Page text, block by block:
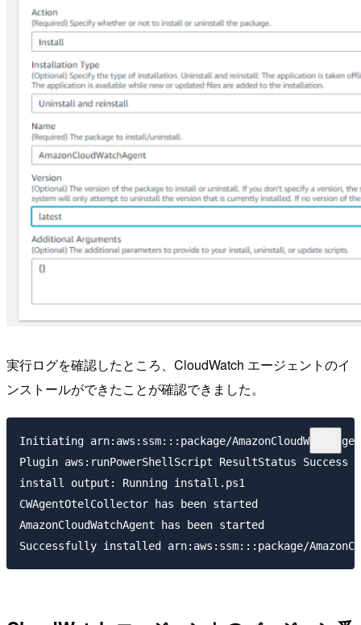
実行ログを確認したところ、CloudWatch エージェントのイ
ンストールができたことが確認できました。
Initiating arn:aws:ssm:::package/
Plugin aws:runPowerShellScript ResultStatus Success
install output: Running install.ps1
CWAgentOtelCollector has been started
AmazonCloudWatchAgent has been started